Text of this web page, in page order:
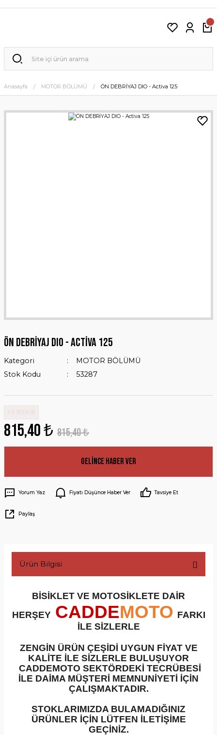
Anasayfa MOTOR BÖLÜMÜ ÖN DEBRİYAJ DIO - Activa 125
ÖN DEBRİYAJ DIO - Activa 125
Kategori
MOTOR BÖLÜMÜ
Stok Kodu
53287
815,40 ₺ 815,40 ₺
Gelince Haber Ver
Yorum Yaz Fiyatı Düşünce Haber Ver Tavsiye Et
Paylaş
Ürün Bilgisi
BİSİKLET VE MOTOSİKLETE DAİR
HERŞEY CADDEMOTO FARKI
İLE SİZLERLE
ZENGİN ÜRÜN ÇEŞİDİ UYGUN FİYAT VE
KALİTE İLE SİZLERLE BULUŞUYOR
CADDEMOTO SEKTÖRDEKİ TECRÜBESİ
İLE DAİMA MÜŞTERİ MEMNUNİYETİ İÇİN
ÇALIŞMAKTADIR.
STOKLARIMIZDA BULAMADIĞINIZ
ÜRÜNLER İÇİN LÜTFEN İLETİŞİME
GEÇİNİZ.